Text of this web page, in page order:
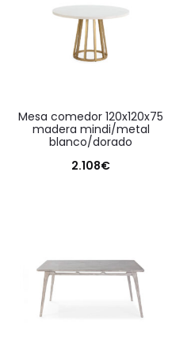
mesa comedor 120x120x75
madera mindi/metal
blanco/dorado
2.108€